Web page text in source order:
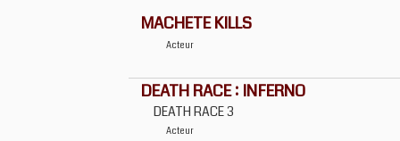
MACHETE KILLS
Acteur
DEATH RACE : INFERNO
DEATH RACE 3
Acteur